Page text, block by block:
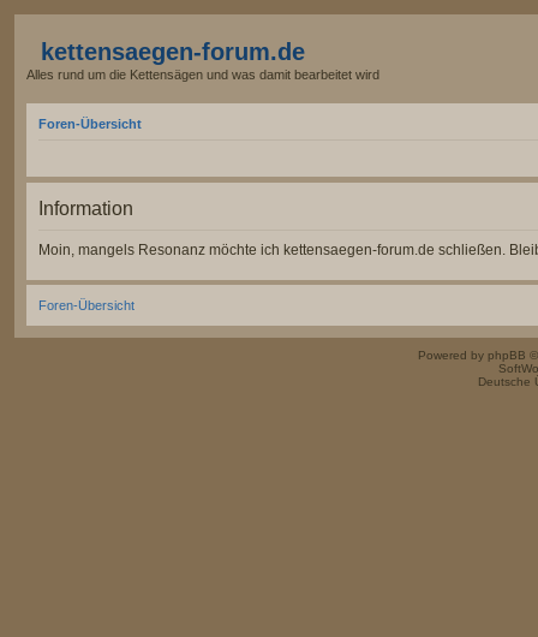
kettensaegen-forum.de
Alles rund um die Kettensägen und was damit bearbeitet wird
Foren-Übersicht
Information
Moin, mangels Resonanz möchte ich kettensaegen-forum.de schließen.
Foren-Übersicht
Powered by phpBB
Deutsche